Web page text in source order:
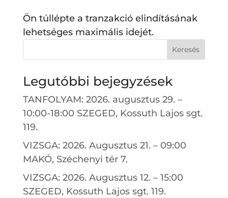
Ön túllépte a tranzakció elindításának
lehetséges maximális idejét.
Legutóbbi bejegyzések
TANFOLYAM: 2026. augusztus 29. –
10:00-18:00 SZEGED, Kossuth Lajos sgt.
119.
VIZSGA: 2026. Augusztus 21. – 09:00
MAKÓ, Széchenyi tér 7.
VIZSGA: 2026. Augusztus 12. – 15:00
SZEGED, Kossuth Lajos sgt. 119.